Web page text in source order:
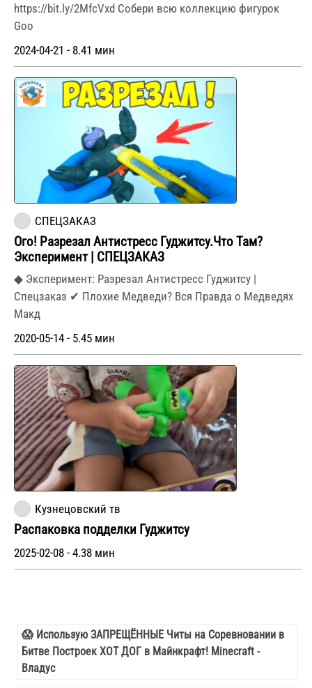
https://bit.ly/2MfcVxd Собери всю коллекцию фигурок
Goo
2024-04-21 - 8.41 мин
СПЕЦЗАКАЗ
Ого! Разрезал Антистресс Гуджитсу.Что Там?
Эксперимент | СПЕЦЗАКАЗ
◆ Эксперимент: Разрезал Антистресс Гуджитсу |
Спецзаказ ✔ Плохие Медведи? Вся Правда о Медведях
Макд
2020-05-14 - 5.45 мин
Кузнецовский тв
Распаковка подделки Гуджитсу
2025-02-08 - 4.38 мин
😱 Использую ЗАПРЕЩЁННЫЕ Читы на Соревновании в
Битве Построек ХОТ ДОГ в Майнкрафт! Minecraft -
Владус